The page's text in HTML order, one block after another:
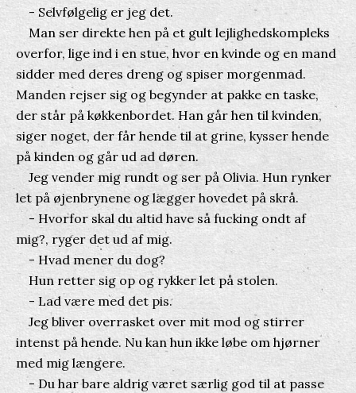
- Selvfølgelig er jeg det.
Man ser direkte hen på et gult lejlighedskompleks
overfor, lige ind i en stue, hvor en kvinde og en mand
sidder med deres dreng og spiser morgenmad.
Manden rejser sig og begynder at pakke en taske,
der står på køkkenbordet. Han går hen til kvinden,
siger noget, der får hende til at grine, kysser hende
på kinden og går ud ad døren.
Jeg vender mig rundt og ser på Olivia. Hun rynker
let på øjenbrynene og lægger hovedet på skrå.
- Hvorfor skal du altid have så fucking ondt af
mig?, ryger det ud af mig.
- Hvad mener du dog?
Hun retter sig op og rykker let på stolen.
- Lad være med det pis.
Jeg bliver overrasket over mit mod og stirrer
intenst på hende. Nu kan hun ikke løbe om hjørner
med mig længere.
- Du har bare aldrig været særlig god til at passe